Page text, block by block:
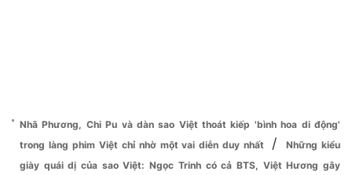
Nhã Phương, Chi Pu và dàn sao Việt thoát kiếp 'bình hoa di động'
trong làng phim Việt chỉ nhờ một vai diễn duy nhất
/
Những kiểu
giày quái dị của sao Việt: Ngọc Trinh có cả BTS, Việt Hương gây